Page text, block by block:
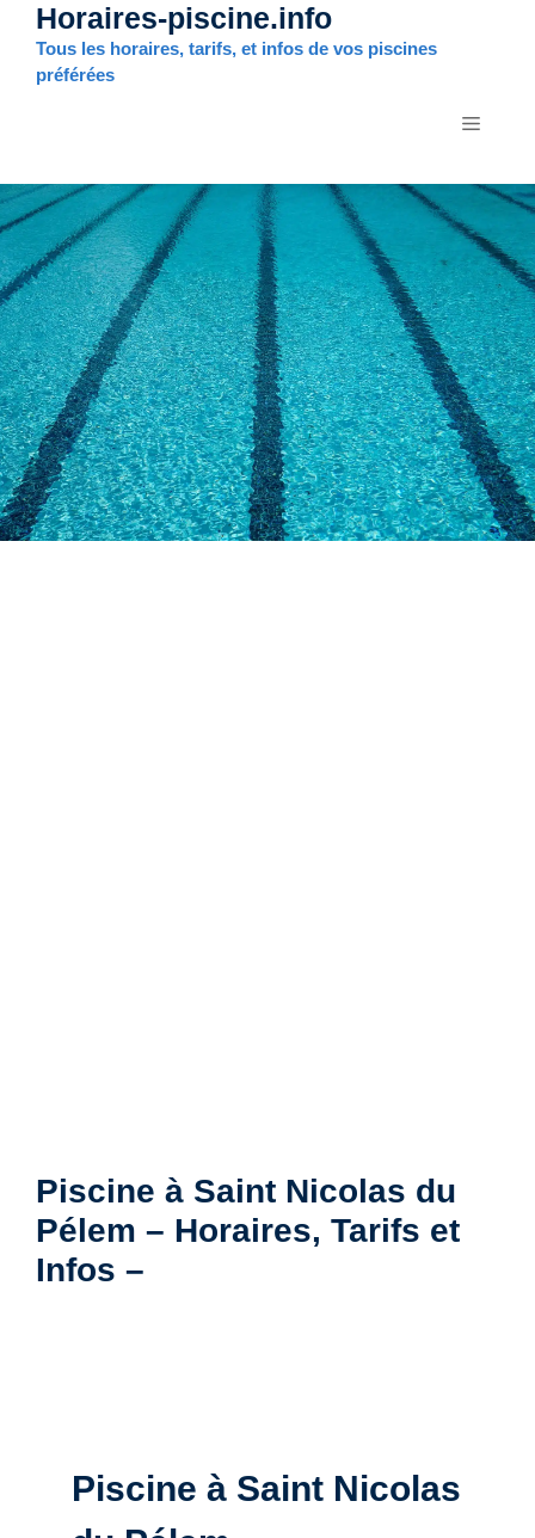
Aller
contenu
Horaires-piscine.info
Tous les horaires, tarifs, et infos de vos piscines
préférées
MENU
Piscine à Saint Nicolas du
Pélem – Horaires, Tarifs et
Infos –
Piscine à Saint Nicolas